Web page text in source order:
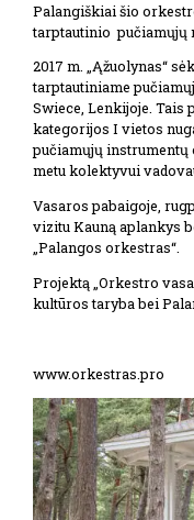
Palangiškiai šio
tarptautinio pučiamųjų
2017 m. „Ąžuolynas“
tarptautiniame
Swiece, Lenkijoje. Tais
kategorijos I vietos
pučiamųjų instrumentų
metu kolektyvui
Vasaros pabaigoje,
vizitu Kauną aplankys
„Palangos orkestras“.
Projektą „Orkestro
kultūros taryba bei
www.orkestras.pro